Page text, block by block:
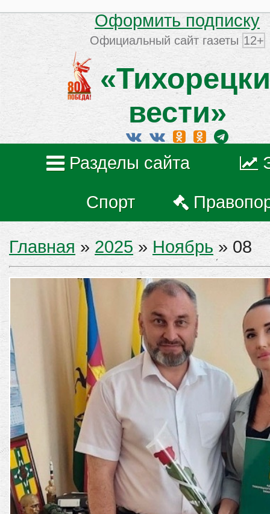
Оформить подписку
Официальный сайт газеты 12+
вести»
Разделы сайта
Спорт
Главная » 2025 » Ноябрь » 08